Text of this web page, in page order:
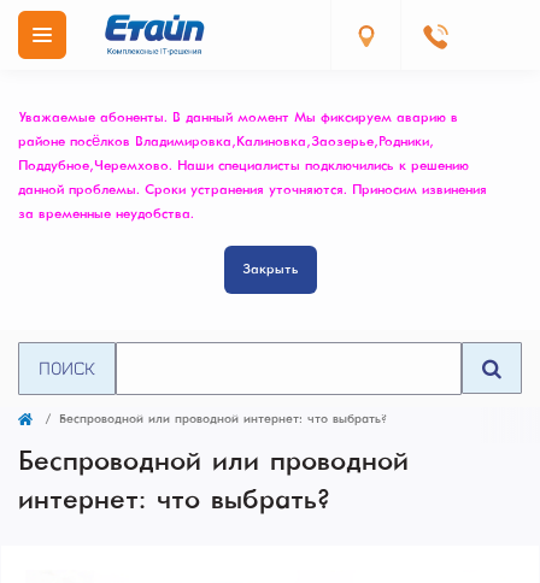
Уважаемые абоненты. В данный момент Мы фиксируем аварию в
районе посёлков Владимировка, Калиновка, Заозерье, Родники,
Поддубное, Черемхово. Наши специалисты подключились к решению
данной проблемы. Сроки устранения уточняются. Приносим извинения
за временные неудобства.
Закрыть
ПОИСК
Беспроводной или проводной интернет: что выбрать?
Беспроводной или проводной
интернет: что выбрать?